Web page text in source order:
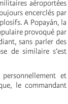
aéroportées
encerclés par
A Popayán, la
provoqué par
sans parler des
de similaire s’est
et
le commandant